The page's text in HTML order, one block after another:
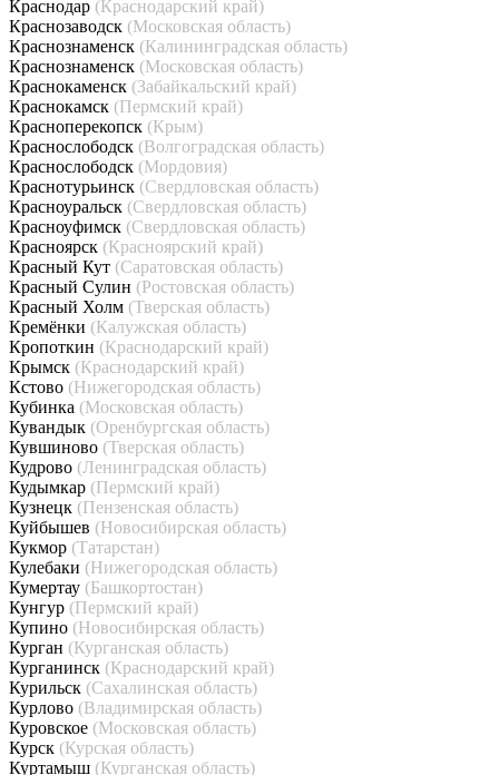
Краснодар (Краснодарский край)
Краснозаводск (Московская область)
Краснознаменск (Калининградская область)
Краснознаменск (Московская область)
Краснокаменск (Забайкальский край)
Краснокамск (Пермский край)
Красноперекопск (Крым)
Краснослободск (Волгоградская область)
Краснослободск (Мордовия)
Краснотурьинск (Свердловская область)
Красноуральск (Свердловская область)
Красноуфимск (Свердловская область)
Красноярск (Красноярский край)
Красный Кут (Саратовская область)
Красный Сулин (Ростовская область)
Красный Холм (Тверская область)
Кремёнки (Калужская область)
Кропоткин (Краснодарский край)
Крымск (Краснодарский край)
Кстово (Нижегородская область)
Кубинка (Московская область)
Кувандык (Оренбургская область)
Кувшиново (Тверская область)
Кудрово (Ленинградская область)
Кудымкар (Пермский край)
Кузнецк (Пензенская область)
Куйбышев (Новосибирская область)
Кукмор (Татарстан)
Кулебаки (Нижегородская область)
Кумертау (Башкортостан)
Кунгур (Пермский край)
Купино (Новосибирская область)
Курган (Курганская область)
Курганинск (Краснодарский край)
Курильск (Сахалинская область)
Курлово (Владимирская область)
Куровское (Московская область)
Курск (Курская область)
Куртамыш (Курганская область)